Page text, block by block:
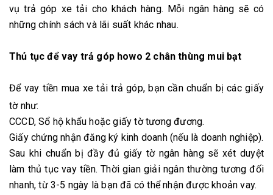
vụ trả góp xe tải cho khách hàng. Mỗi ngân hàng sẽ có
những chính sách và lãi suất khác nhau.
Thủ tục để vay trả góp howo 2 chân thùng mui bạt
Đểvay tiền mua xe tải trả góp, bạn cần chuẩn bị các giấy
tờ như:
CCCD, Sổ hộ khẩu hoặc giấy tờ tương đương.
Giấy chứng nhận đăng ký kinh doanh (nếu là doanh nghiệp).
Sau khi chuẩn bị đầy đủ giấy tờ ngân hàng sẽ xét duyệt
làm thủ tục vay tiền. Thời gian giải ngân thường tương đối
nhanh, từ 3-5 ngày là bạn đã có thể nhận được khoản vay.